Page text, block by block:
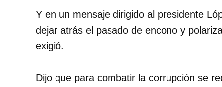
Y en un mensaje dirigido al presidente
dejar atrás el pasado de encono y
exigió.
Dijo que para combatir la corrupción se